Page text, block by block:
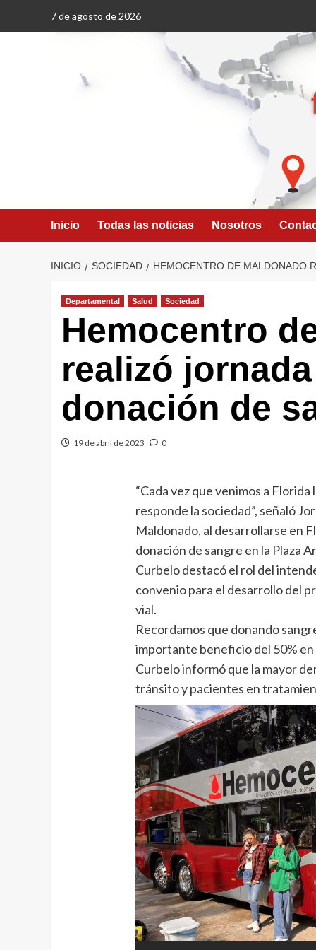
7 de agosto de 2026
Inicio Todas las noticias Nosotros
INICIO SOCIEDAD HEMOCENTRO DE MALDONADO
Departamental Salud Sociedad
Hemocentro
realizó
donación de
19 de abril de 2023 0
“Cada vez que venimos a
responde la sociedad”, señaló
Maldonado, al desarrollarse en
donación de sangre en la Plaza
Curbelo destacó el rol del
convenio para el desarrollo del
vial.
Recordamos que donando
importante beneficio del 50%
Curbelo informó que la mayor
tránsito y pacientes en